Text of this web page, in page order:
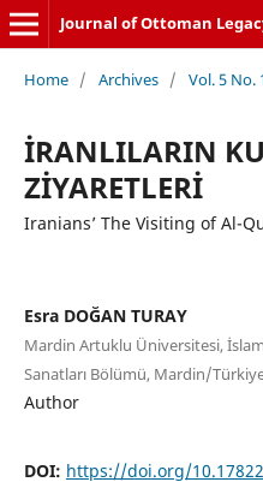
Home / Archives / Vol. 5 No.
İRANLILARIN
ZİYARETLERİ
Iranians’ The Visiting of Al-
Esra DOĞAN TURAY
Mardin Artuklu Üniversitesi,
Sanatları Bölümü, Mardin/
Author
DOI: https://doi.org/